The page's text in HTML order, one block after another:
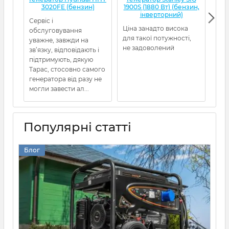
3020FE (бензин)
Сервіс і
обслуговування
уважне, завжди на
зв’язку, відповідають і
підтримують, дякую
Тарас, стосовно самого
генератора від разу не
могли завести ал...
1900S (1880 Вт) (бензин,
інверторний)
Ціна занадто висока
для такої потужності,
не задоволений
Популярні статті
Блог